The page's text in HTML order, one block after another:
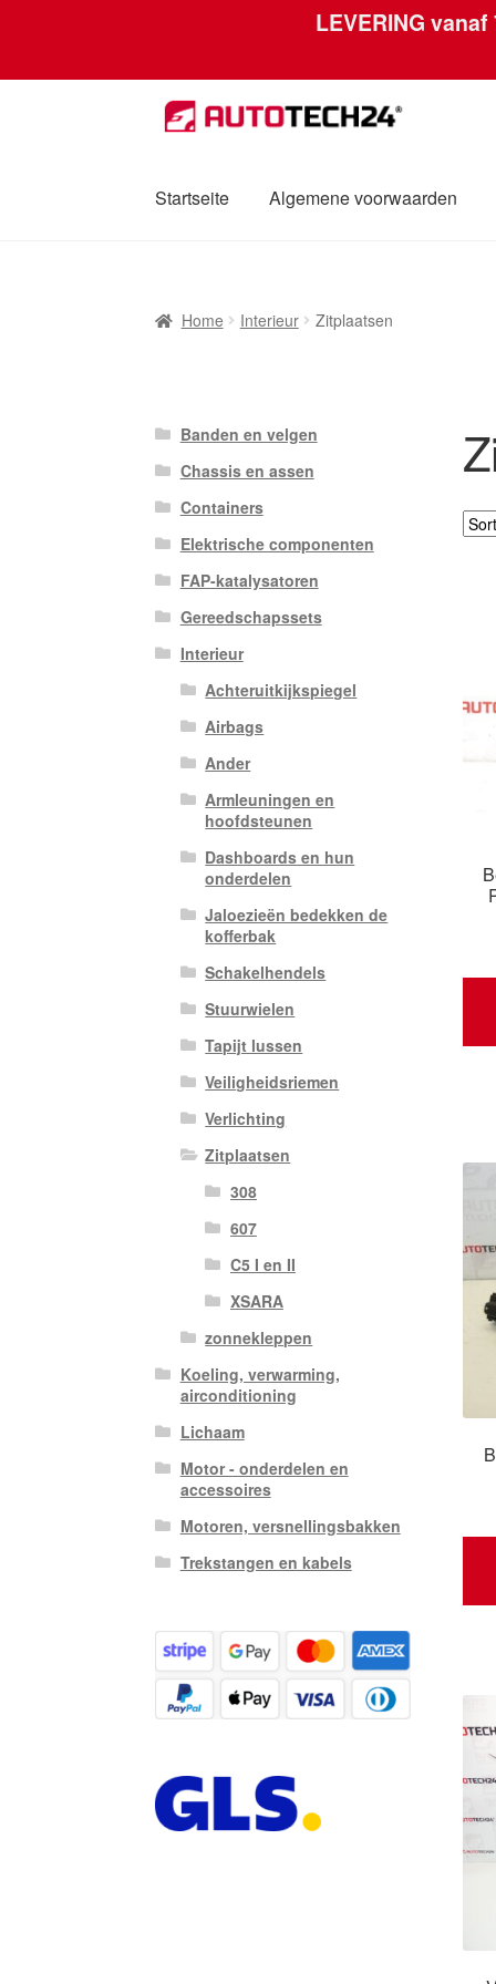
LEVERING vanaf
Skip
to
Skip
to
Startseite
Algemene voorwaarden
Mijn accountOver ons Privacybeleid
Home Interieur Zitplaatsen
Banden en velgen
Chassis en assen
Containers
Elektrische componenten
FAP-katalysatoren
Gereedschapssets
Interieur
Achteruitkijkspiegel
Airbags
Ander
Armleuningen en
hoofdsteunen
Dashboards en hun
onderdelen
Jaloezieën bedekken de
kofferbak
Schakelhendels
Stuurwielen
Tapijt lussen
Veiligheidsriemen
Verlichting
Zitplaatsen
308
607
C5 I en II
XSARA
zonnekleppen
Koeling, verwarming,
airconditioning
Lichaam
Motor - onderdelen en
accessoires
Motoren, versnellingsbakken
Trekstangen en kabels